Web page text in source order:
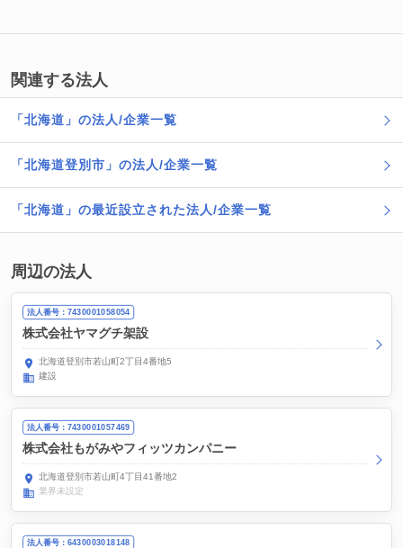
関連する法人
「北海道」の法人/企業一覧
「北海道登別市」の法人/企業一覧
「北海道」の最近設立された法人/企業一覧
周辺の法人
法人番号：7430001058054
株式会社ヤマグチ架設
北海道登別市若山町2丁目4番地5
建設
法人番号：7430001057469
株式会社もがみやフィッツカンパニー
北海道登別市若山町4丁目41番地2
業界未設定
法人番号：6430003018148